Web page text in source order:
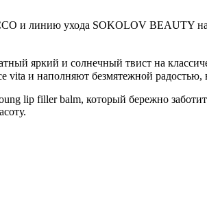
и линию ухода SOKOLOV BEAUTY на
яркий и солнечный твист на
и наполняют безмятежной радостью,
lip filler balm, который бережно